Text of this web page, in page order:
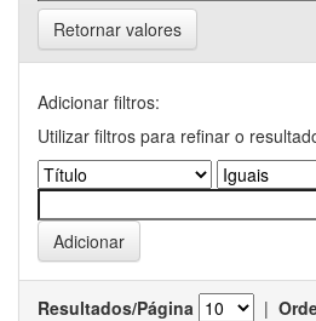
Retornar valores
Adicionar filtros:
Utilizar filtros para refinar o
Resultados/Página |